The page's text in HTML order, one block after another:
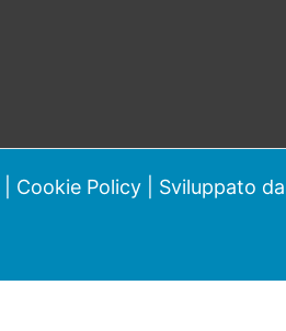
Cookie Policy | Sviluppato da